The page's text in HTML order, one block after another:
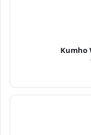
Kumho